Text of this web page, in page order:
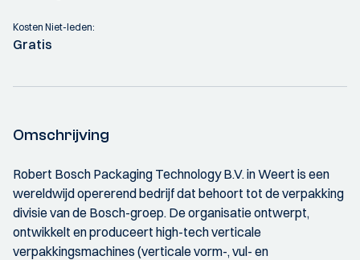
Kosten Niet-leden:
Gratis
Omschrijving
Robert Bosch Packaging Technology B.V. in Weert is een
wereldwijd opererend bedrijf dat behoort tot de verpakking
divisie van de Bosch-groep. De organisatie ontwerpt,
ontwikkelt en produceert high-tech verticale
verpakkingsmachines (verticale vorm-, vul- en